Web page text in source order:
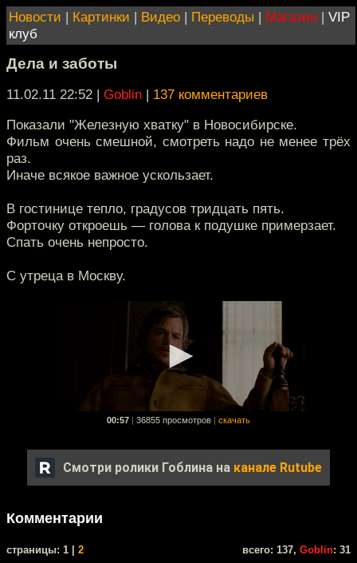
Новости | Картинки | Видео | Переводы | Магазин | VIP
клуб
Дела и заботы
11.02.11 22:52 | Goblin | 137 комментариев
Показали "Железную хватку" в Новосибирске.
Фильм очень смешной, смотреть надо не менее трёх
раз.
Иначе всякое важное ускользает.
В гостинице тепло, градусов тридцать пять.
Форточку откроешь — голова к подушке примерзает.
Спать очень непросто.
С утреца в Москву.
00:57 36855 просмотров скачать
Смотри ролики Гоблина на канале Rutube
Комментарии
cтраницы: 1 | 2 всего: 137, Goblin: 31